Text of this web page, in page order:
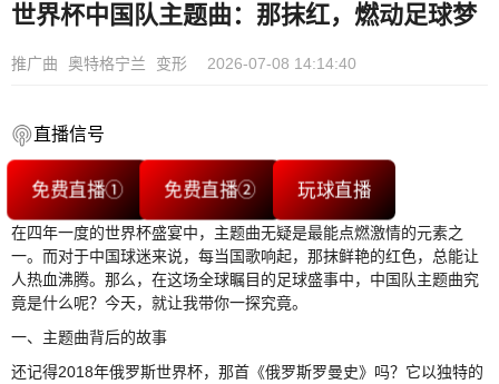
世界杯中国队主题曲：那抹红，燃动足球梦
推广曲 奥特格宁兰 变形 2026-07-08 14:14:40
直播信号
免费直播① 免费直播② 玩球直播
在四年一度的世界杯盛宴中，主题曲无疑是最能点燃激情的元素之
一。而对于中国球迷来说，每当国歌响起，那抹鲜艳的红色，总能让
人热血沸腾。那么，在这场全球瞩目的足球盛事中，中国队主题曲究
竟是什么呢？今天，就让我带你一探究竟。
一、主题曲背后的故事
还记得2018年俄罗斯世界杯，那首《俄罗斯罗曼史》吗？它以独特的